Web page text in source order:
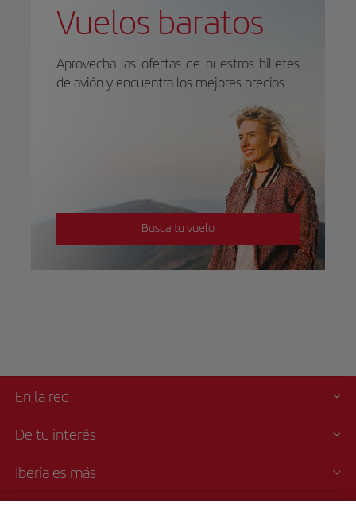
Vuelos baratos
Aprovecha las ofertas de nuestros billetes
de avión y encuentra los mejores precios
Busca tu vuelo
En la red
De tu interés
Iberia es más